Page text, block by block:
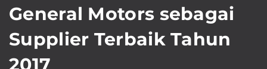
General Motors sebagai
Supplier Terbaik Tahun
2017